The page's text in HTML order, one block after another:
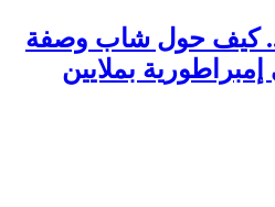
كيف حول شاب وصفة
بملايين